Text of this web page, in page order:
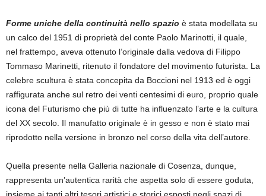
Forme uniche della continuità nello spazio è stata modellata su
un calco del 1951 di proprietà del conte Paolo Marinotti, il quale,
nel frattempo, aveva ottenuto l’originale dalla vedova di Filippo
Tommaso Marinetti, ritenuto il fondatore del movimento futurista. La
celebre scultura è stata concepita da Boccioni nel 1913 ed è oggi
raffigurata anche sul retro dei venti centesimi di euro, proprio quale
icona del Futurismo che più di tutte ha influenzato l’arte e la cultura
del XX secolo. Il manufatto originale è in gesso e non è stato mai
riprodotto nella versione in bronzo nel corso della vita dell’autore.
Quella presente nella Galleria nazionale di Cosenza, dunque,
rappresenta un’autentica rarità che aspetta solo di essere goduta,